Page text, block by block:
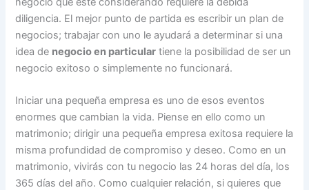
diligencia. El mejor punto de partida es escribir un plan de
negocios; trabajar con uno le ayudará a determinar si una
idea de negocio en particular tiene la posibilidad de ser un
negocio exitoso o simplemente no funcionará.
Iniciar una pequeña empresa es uno de esos eventos
enormes que cambian la vida. Piense en ello como un
matrimonio; dirigir una pequeña empresa exitosa requiere la
misma profundidad de compromiso y deseo. Como en un
matrimonio, vivirás con tu negocio las 24 horas del día, los
365 días del año. Como cualquier relación, si quieres que